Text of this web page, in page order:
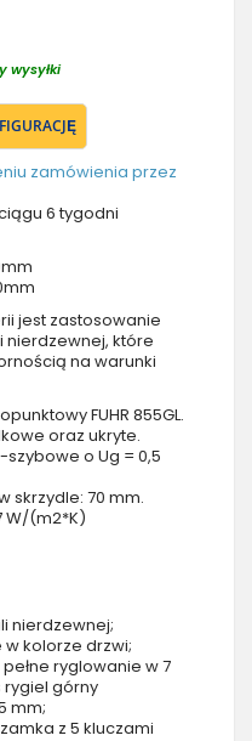
wysyłki
zamówienia przez
6 tygodni
jest zastosowanie
nierdzewnej, które
na warunki
FUHR 855GL.
oraz ukryte.
o Ug = 0,5
skrzydle: 70 mm.
W/(m2*K)
nierdzewnej;
kolorze drzwi;
ryglowanie w 7
rygiel górny
mm;
z 5 kluczami